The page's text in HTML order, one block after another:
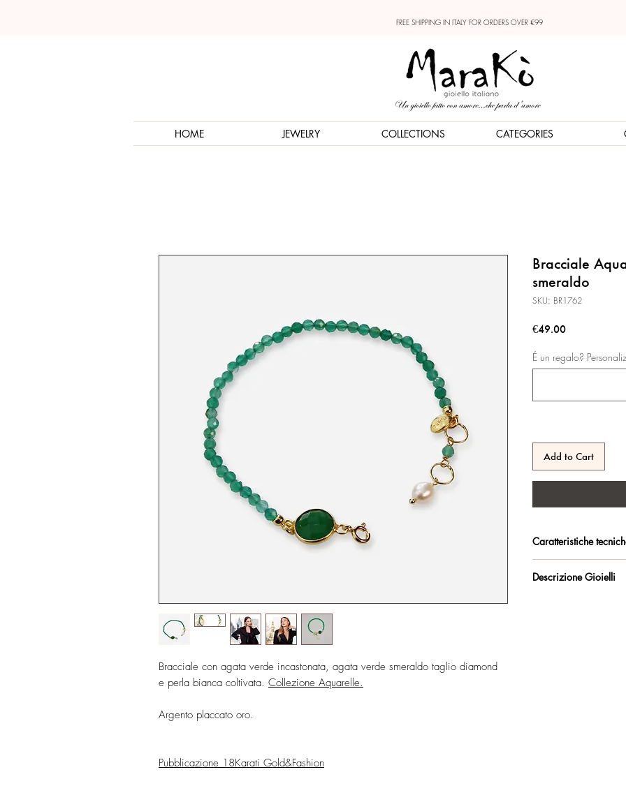
FREE SHIPPING IN ITALY FOR ORDERS OVER €99
HOME JEWELRY COLLECTIONS CATEGORIES
Bracciale con agata verde incastonata, agata verde smeraldo taglio diamond
e perla bianca coltivata. Collezione Aquarelle.
Argento placcato oro.
Pubblicazione 18Karati Gold&Fashion
Bracciale
smeraldo
SKU: BR1762
€49.00Price
É un regalo?
Add to Cart
Caratteristiche
trattamento
Descrizione Gioielli